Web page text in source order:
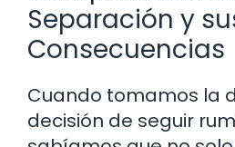
Separación y
Consecuencias
Cuando tomamos la
decisión de seguir